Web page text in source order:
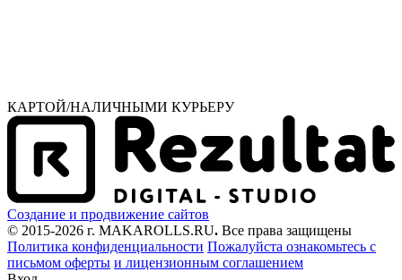
КАРТОЙ/НАЛИЧНЫМИ КУРЬЕРУ
Создание и продвижение сайтов
© 2015-2026 г. MAKAROLLS.RU. Все права защищены
Политика конфиденциальности Пожалуйста ознакомьтесь с
письмом оферты и лицензионным соглашением